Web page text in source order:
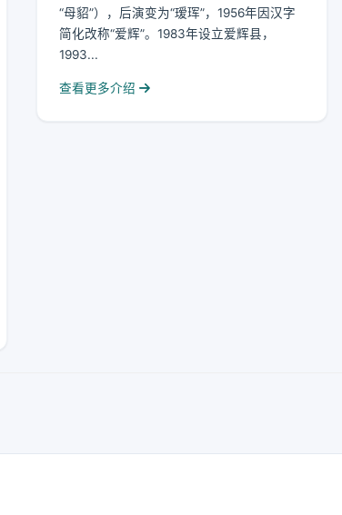
“母貂”），后演变为“瑷珲”，1956年因汉字
简化改称“爱辉”。1983年设立爱辉县，
1993...
查看更多介绍